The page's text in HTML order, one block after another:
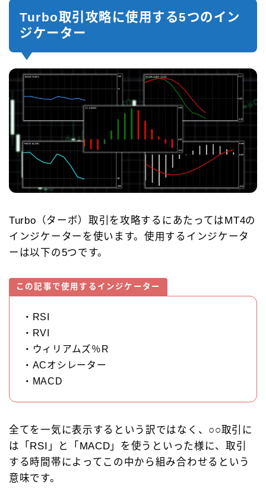
Turbo取引攻略に使用する5つのイン
ジケーター
Turbo（ターボ）取引を攻略するにあたってはMT4の
インジケーターを使います。使用するインジケータ
ーは以下の5つです。
この記事で使用するインジケーター
・RSI
・RVI
・ウィリアムズ％R
・ACオシレーター
・MACD
全てを一気に表示するという訳ではなく、○○取引に
は「RSI」と「MACD」を使うといった様に、取引
する時間帯によってこの中から組み合わせるという
意味です。